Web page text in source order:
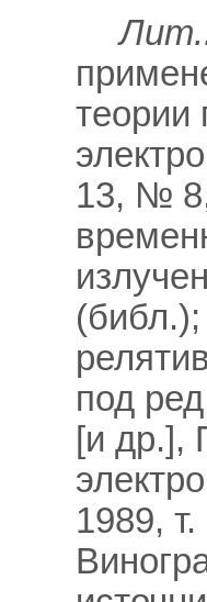
теории
13, №
под
[и др.],
1989,